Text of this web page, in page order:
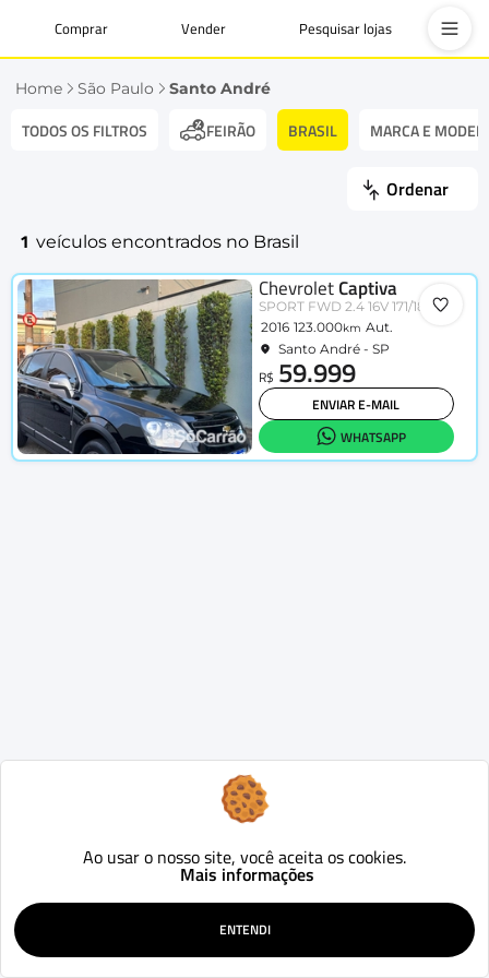
Comprar Vender Pesquisar lojas
Home São Paulo Santo André
TODOS OS FILTROS FEIRÃO BRASIL MARCA E
Ordenar
1 veículos encontrados no Brasil
Chevrolet Captiva
SPORT FWD 2.4 16V 171/185cv
2016 123.000km Aut.
Santo André - SP
R$ 59.999
ENVIAR E-MAIL
WHATSAPP
Ao usar o nosso site, você aceita os cookies.
Mais informações
ENTENDI